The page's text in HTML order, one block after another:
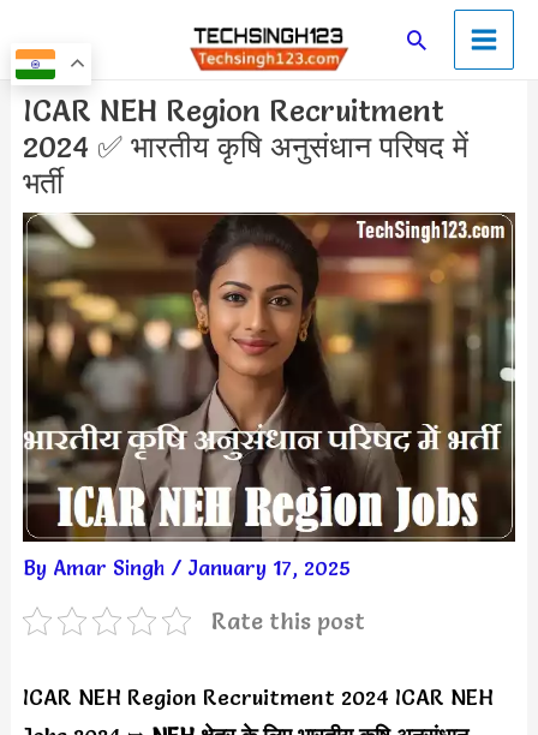
to
content
SearchMain
Menu
ICAR NEH Region Recruitment
2024 ✅ भारतीय कृषि अनुसंधान परिषद में
भर्ती
By Amar Singh / January 17, 2025
Rate this post
ICAR NEH Region Recruitment 2024 ICAR NEH
Post
navigation